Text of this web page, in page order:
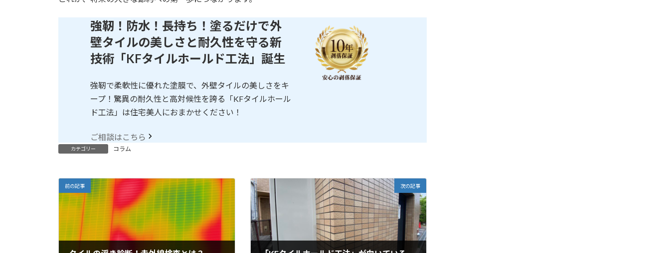
強靭！防水！長持ち！塗るだけで外
壁タイルの美しさと耐久性を守る新
技術「KFタイルホールド工法」誕生
強靭で柔軟性に優れた塗膜で、外壁タイルの美しさをキ
ープ！驚異の耐久性と高対候性を誇る「KFタイルホール
ド工法」は住宅美人におまかせください！
ご相談はこちら
カテゴリー コラム
前の記事 次の記事